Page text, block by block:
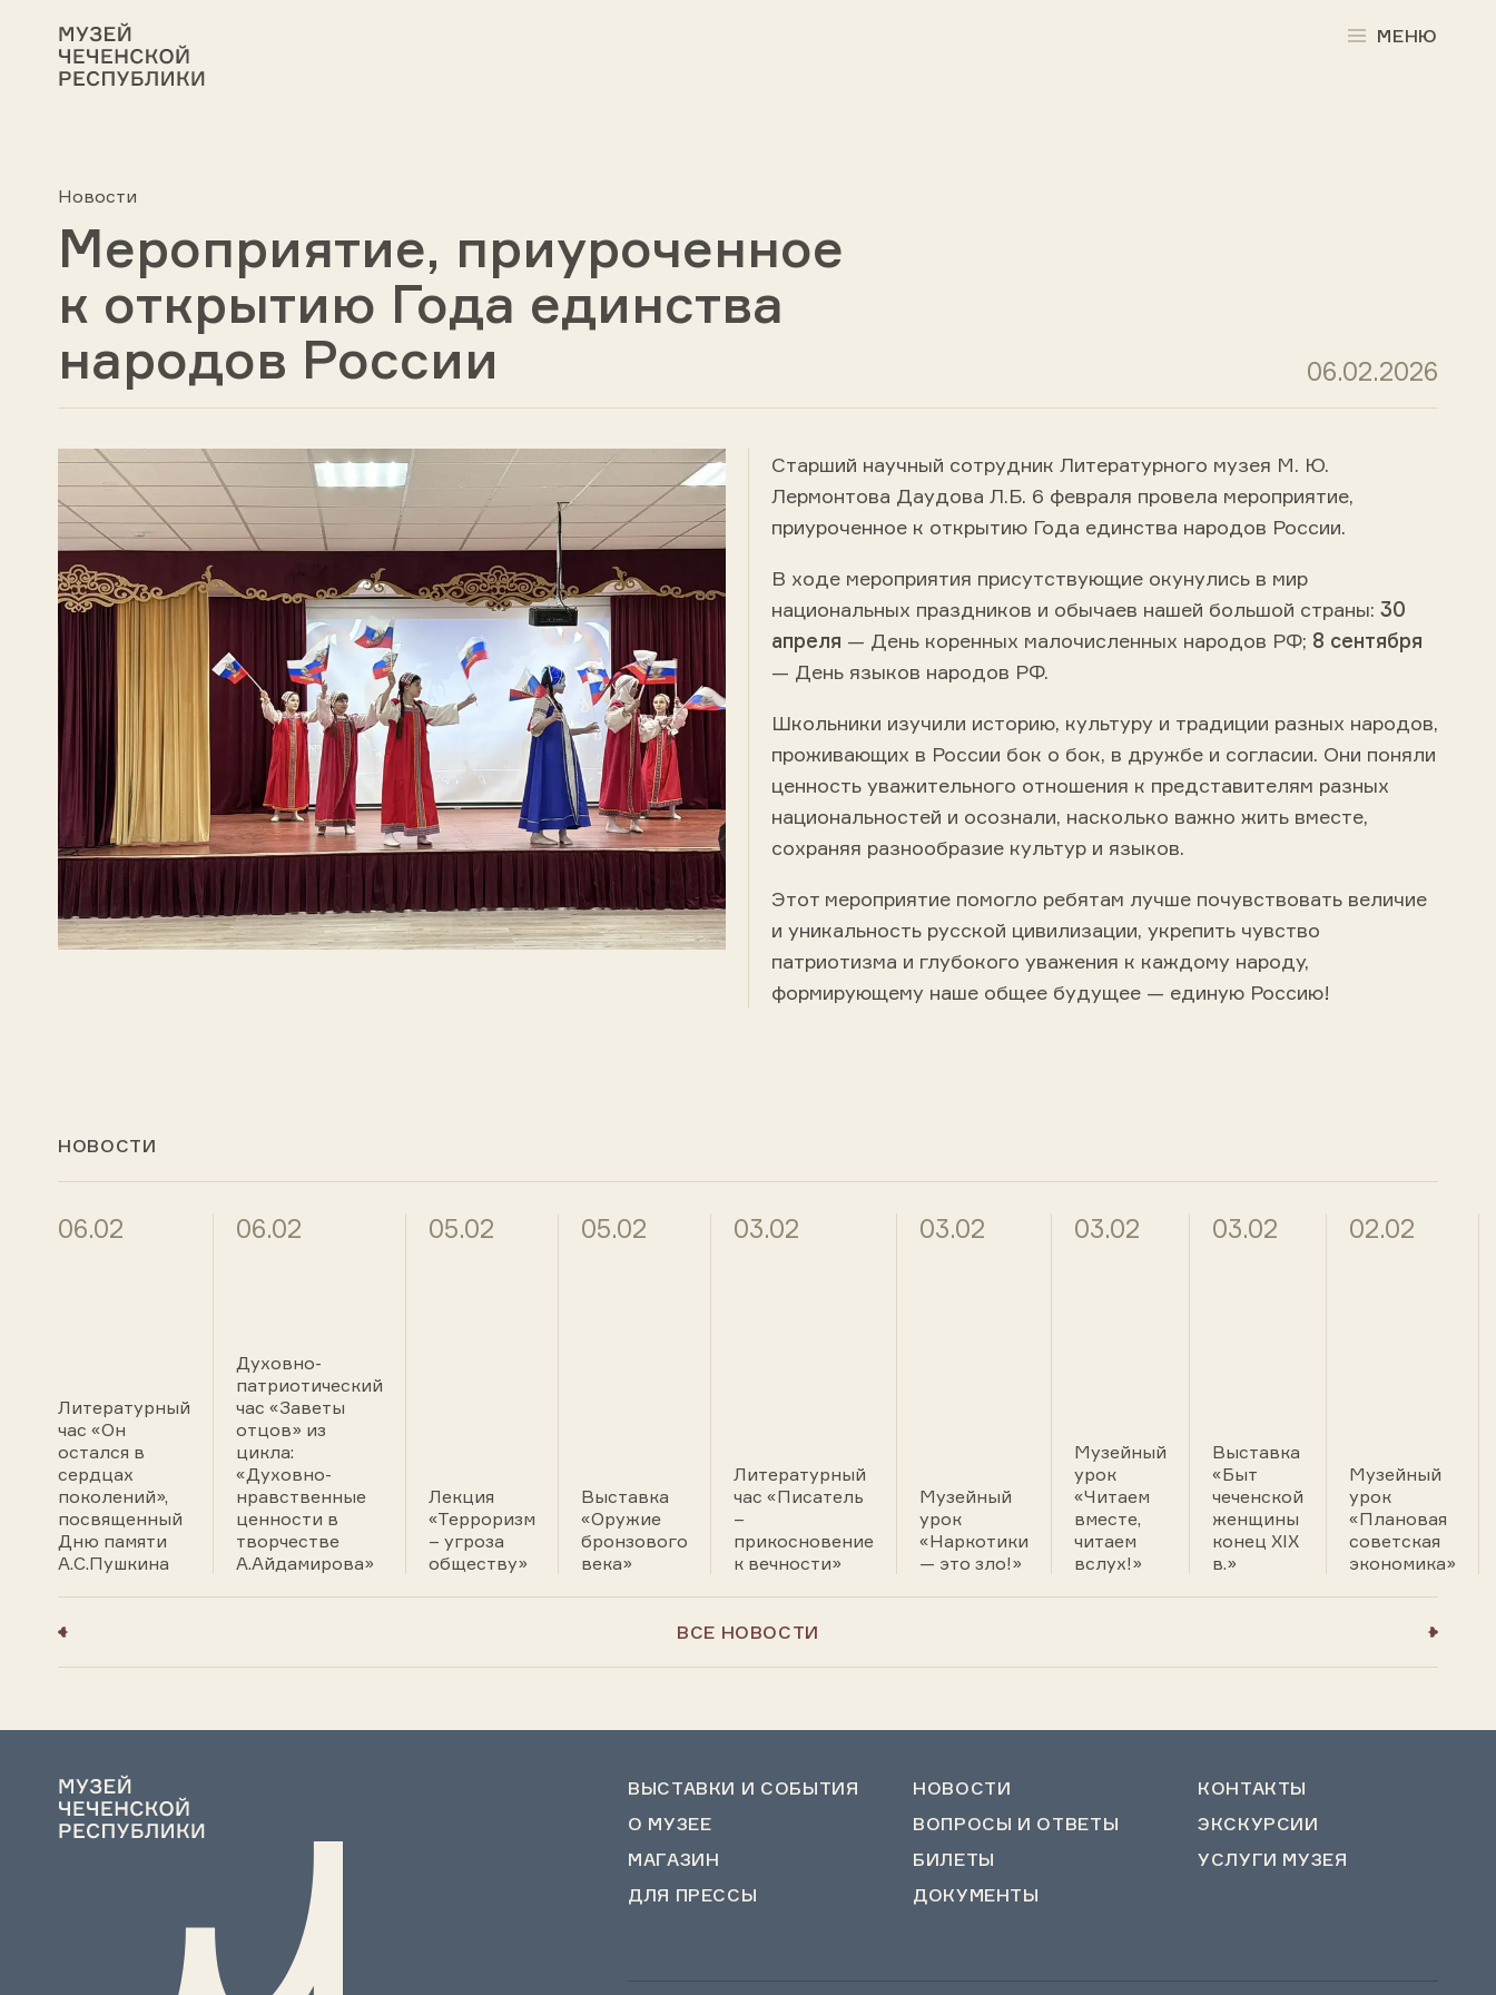
МЕНЮ
Новости
Мероприятие, приуроченное
к открытию Года единства
народов России
06.02.2026
Старший научный сотрудник Литературного музея М. Ю.
Лермонтова Даудова Л.Б. 6 февраля провела мероприятие,
приуроченное к открытию Года единства народов России.
В ходе мероприятия присутствующие окунулись в мир
национальных праздников и обычаев нашей большой страны: 30
апреля — День коренных малочисленных народов РФ; 8 сентября
— День языков народов РФ.
Школьники изучили историю, культуру и традиции разных народов,
проживающих в России бок о бок, в дружбе и согласии. Они поняли
ценность уважительного отношения к представителям разных
национальностей и осознали, насколько важно жить вместе,
сохраняя разнообразие культур и языков.
Этот мероприятие помогло ребятам лучше почувствовать величие
и уникальность русской цивилизации, укрепить чувство
патриотизма и глубокого уважения к каждому народу,
формирующему наше общее будущее — единую Россию!
НОВОСТИ
06.02
Литературный
час «Он
остался в
сердцах
поколений»,
посвященный
Дню памяти
А.С.Пушкина
06.02
Духовно-
патриотический
час «Заветы
отцов» из
цикла:
«Духовно-
нравственные
ценности в
творчестве
А.Айдамирова»
05.02
Лекция
«Терроризм
– угроза
обществу»
05.02
Выставка
«Оружие
бронзового
века»
03.02
Литературный
час «Писатель
–
прикосновение
к вечности»
03.02
Музейный
урок
«Наркотики
— это зло!»
03.02
Музейный
урок
«Читаем
вместе,
читаем
вслух!»
03.02
Выставка
«Быт
чеченской
женщины
конец XIX
в.»
02.02
Музейный
урок
«Плановая
советская
экономика»
ВСЕ НОВОСТИ
ВЫСТАВКИ И СОБЫТИЯ НОВОСТИ
КОНТАКТЫ
О МУЗЕЕ
ВОПРОСЫ И ОТВЕТЫ
ЭКСКУРСИИ
МАГАЗИН
БИЛЕТЫ
УСЛУГИ МУЗЕЯ
ДЛЯ ПРЕССЫ
ДОКУМЕНТЫ